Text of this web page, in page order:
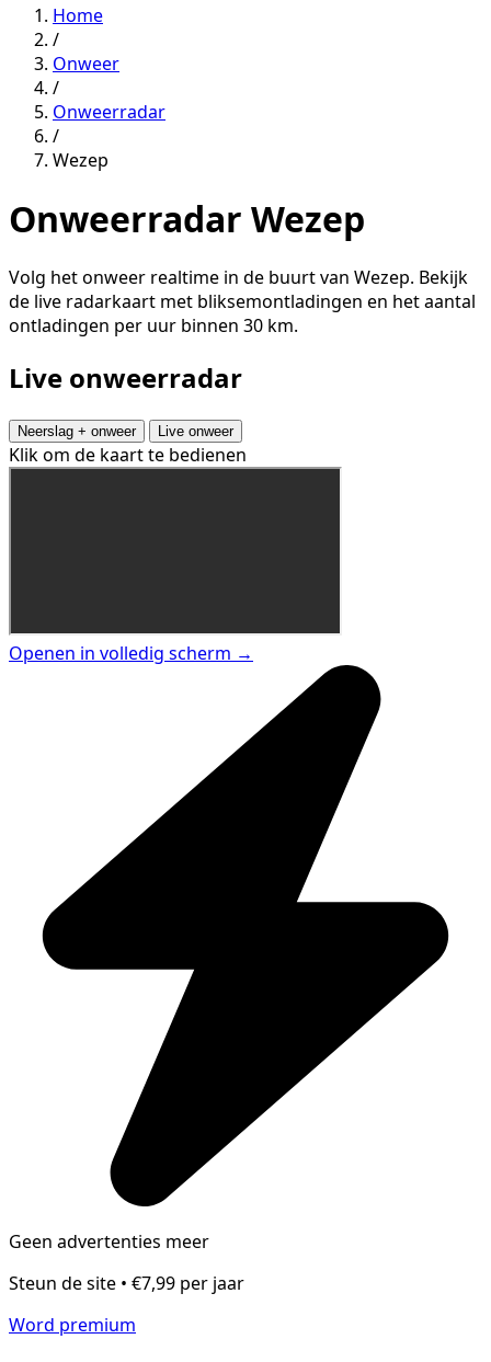
Home
/
Onweer
/
Onweerradar
/
Wezep
Onweerradar Wezep
Volg het onweer realtime in de buurt van Wezep. Bekijk
de live radarkaart met bliksemontladingen en het aantal
ontladingen per uur binnen 30 km.
Live onweerradar
Neerslag + onweer Live onweer
Klik om de kaart te bedienen
Openen in volledig scherm →
Geen advertenties meer
Steun de site • €7,99 per jaar
Word premium